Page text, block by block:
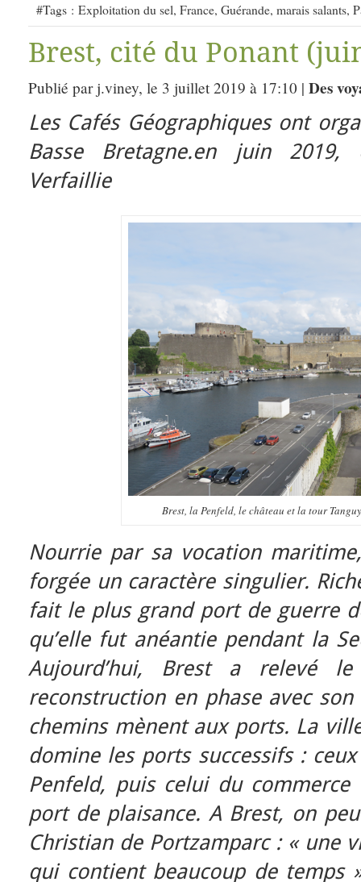
#Tags : Exploitation du sel, France, Guérande, marais salants,
Brest, cité du Ponant
Publié par j.viney, le 3 juillet 2019 à 17:10 | Des
Les Cafés Géographiques ont
Basse Bretagne.en juin 2019,
Verfaillie
Brest, la Penfeld, le château et la tour
Nourrie par sa vocation
forgée un caractère singulier.
fait le plus grand port de guerre
qu’elle fut anéantie pendant la
Aujourd’hui, Brest a relevé
reconstruction en phase avec
chemins mènent aux ports. La
domine les ports successifs :
Penfeld, puis celui du
port de plaisance. A Brest, on
Christian de Portzamparc : « une
qui contient beaucoup de temps